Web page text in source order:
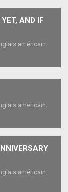
AND IF
américain.
américain.
américain.